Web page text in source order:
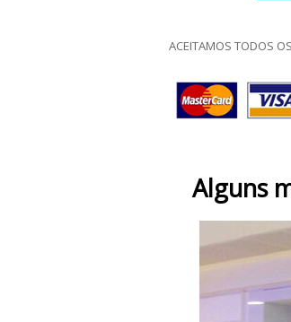
ACEITAMOS TODOS
Alguns